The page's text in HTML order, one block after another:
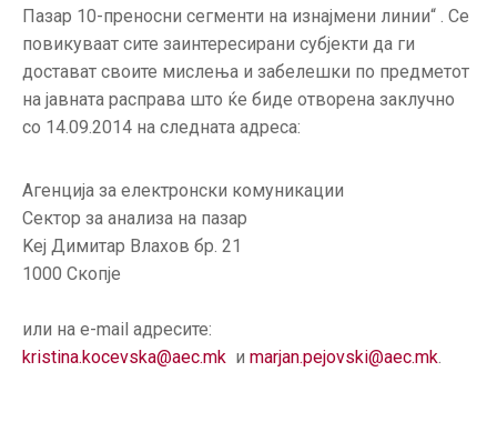
ЈАВНИ
НАБАВКИ
Пазар 10-преносни сегменти на изнајмени линии“ . Се
повикуваат сите заинтересирани субјекти да ги
достават своите мислења и забелешки по предметот
на јавната расправа што ќе биде отворена заклучно
со 14.09.2014 на следната адреса:
Агенција за електронски комуникации
Сектор за анализа на пазар
Kej Димитар Влахов бр. 21
1000 Скопје
или на e-mail адресите:
kristina.kocevska@aec.mk и marjan.pejovski@aec.mk.